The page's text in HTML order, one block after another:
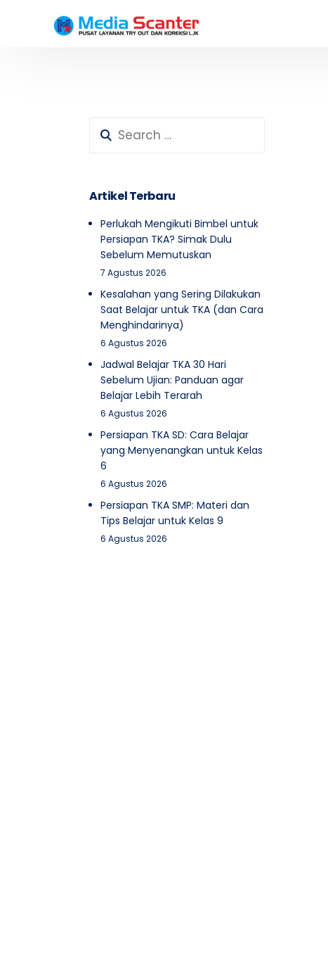
Artikel Terbaru
Perlukah Mengikuti Bimbel untuk
Persiapan TKA? Simak Dulu
Sebelum Memutuskan
7 Agustus 2026
Kesalahan yang Sering Dilakukan
Saat Belajar untuk TKA (dan Cara
Menghindarinya)
6 Agustus 2026
Jadwal Belajar TKA 30 Hari
Sebelum Ujian: Panduan agar
Belajar Lebih Terarah
6 Agustus 2026
Persiapan TKA SD: Cara Belajar
yang Menyenangkan untuk Kelas
6
6 Agustus 2026
Persiapan TKA SMP: Materi dan
Tips Belajar untuk Kelas 9
6 Agustus 2026